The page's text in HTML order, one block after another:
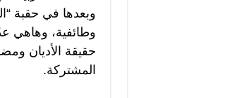
وبعدها في حقبة
وطائفية، وهاهي
حقيقة الأديان
المشتركة.